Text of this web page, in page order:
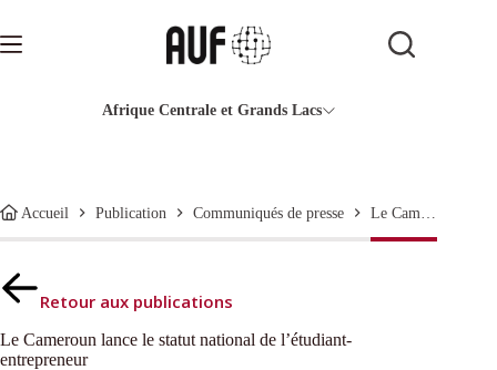
contenu
Afrique Centrale et Grands Lacs
Accueil Publication Communiqués de presse
Retour aux publications
Le Cameroun lance le statut national de l’étudiant-
entrepreneur